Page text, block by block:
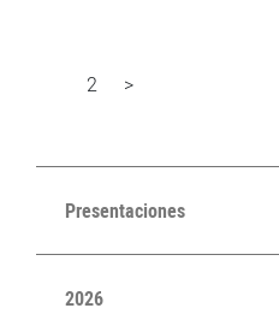
2 >
Presentaciones
2026